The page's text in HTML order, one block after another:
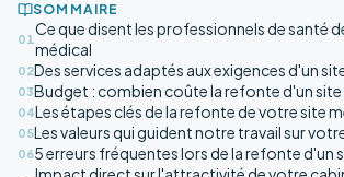
SOMMAIRE
01
Ce que disent les professionnels de santé
médical
02Des services adaptés aux exigences d'un
03Budget : combien coûte la refonte d'un site
04Les étapes clés de la refonte de votre site
05Les valeurs qui guident notre travail sur
065 erreurs fréquentes lors de la refonte d'un